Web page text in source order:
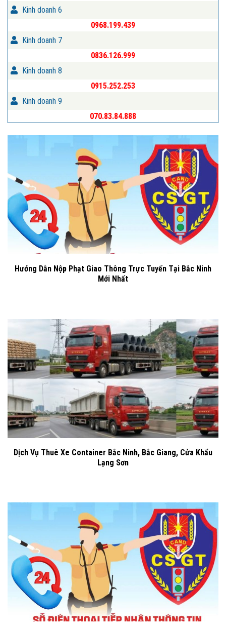
Kinh doanh 6
0968.199.439
Kinh doanh 7
0836.126.999
Kinh doanh 8
0915.252.253
Kinh doanh 9
070.83.84.888
Hướng Dẫn Nộp Phạt Giao Thông Trực Tuyến Tại Bắc Ninh
Mới Nhất
Dịch Vụ Thuê Xe Container Bắc Ninh, Bắc Giang, Cửa Khẩu
Lạng Sơn